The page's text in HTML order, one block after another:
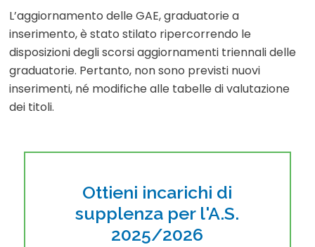
L’aggiornamento delle GAE, graduatorie a
inserimento, è stato stilato ripercorrendo le
disposizioni degli scorsi aggiornamenti triennali delle
graduatorie. Pertanto, non sono previsti nuovi
inserimenti, né modifiche alle tabelle di valutazione
dei titoli.
Ottieni incarichi di
supplenza per l'A.S.
2025/2026